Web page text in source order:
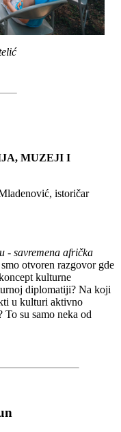
MUZEJI I
istoričar
- savremena afrička
otvoren razgovor gde
kulturne
diplomatiji? Na koji
u kulturi aktivno
su samo neka od